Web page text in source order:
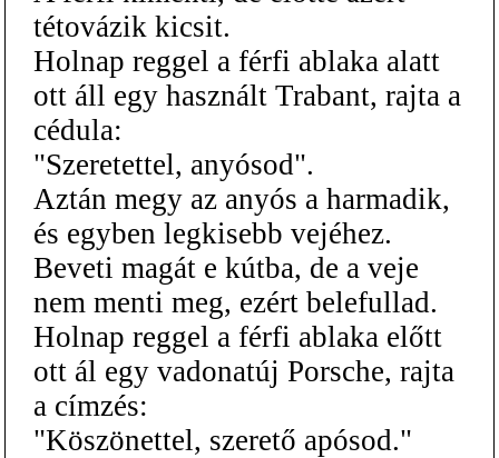
tétovázik kicsit.
Holnap reggel a férfi ablaka alatt
ott áll egy használt Trabant, rajta a
cédula:
"Szeretettel, anyósod".
Aztán megy az anyós a harmadik,
és egyben legkisebb vejéhez.
Beveti magát e kútba, de a veje
nem menti meg, ezért belefullad.
Holnap reggel a férfi ablaka előtt
ott ál egy vadonatúj Porsche, rajta
a címzés:
"Köszönettel, szerető apósod."